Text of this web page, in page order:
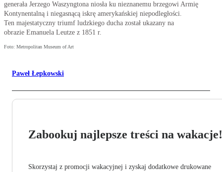
generała Jerzego Waszyngtona niosła ku nieznanemu brzegowi Armię
Kontynentalną i niegasnącą iskrę amerykańskiej niepodległości.
Ten majestatyczny triumf ludzkiego ducha został ukazany na
obrazie Emanuela Leutze z 1851 r.
Foto: Metropolitan Museum of Art
Paweł Łepkowski
Zabookuj najlepsze treści na wakacje!
Skorzystaj z promocji wakacyjnej i zyskaj dodatkowe drukowane